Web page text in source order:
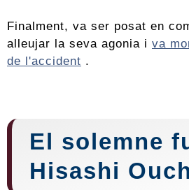
Finalment, va ser posat en
alleujar la seva agonia i va
de l'accident .
El solemne
Hisashi